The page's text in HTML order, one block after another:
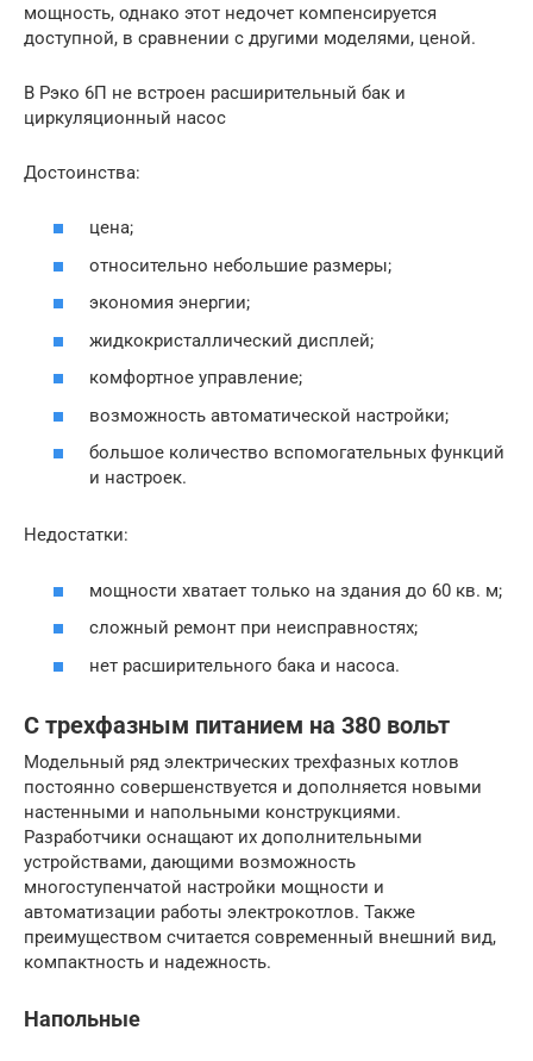
мощность, однако этот недочет компенсируется
доступной, в сравнении с другими моделями, ценой.
В Рэко 6П не встроен расширительный бак и
циркуляционный насос
Достоинства:
цена;
относительно небольшие размеры;
экономия энергии;
жидкокристаллический дисплей;
комфортное управление;
возможность автоматической настройки;
большое количество вспомогательных функций
и настроек.
Недостатки:
мощности хватает только на здания до 60 кв. м;
сложный ремонт при неисправностях;
нет расширительного бака и насоса.
С трехфазным питанием на 380 вольт
Модельный ряд электрических трехфазных котлов
постоянно совершенствуется и дополняется новыми
настенными и напольными конструкциями.
Разработчики оснащают их дополнительными
устройствами, дающими возможность
многоступенчатой настройки мощности и
автоматизации работы электрокотлов. Также
преимуществом считается современный внешний вид,
компактность и надежность.
Напольные